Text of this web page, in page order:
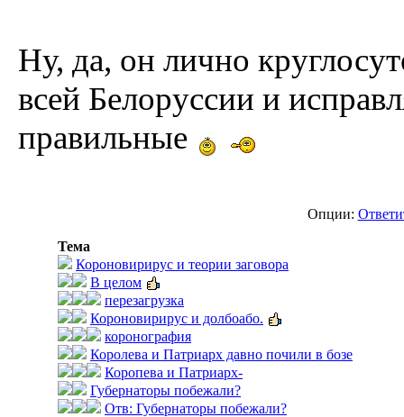
Ну, да, он лично
всей Белоруссии и
правильные
Опции:
Тема
Короновирирус и теории заговора
В целом
перезагрузка
Короновирирус и долбоабо.
коронография
Королева и Патриарх давно почили в бозе
Коропева и Патриарх-
Губернаторы побежали?
Отв: Губернаторы побежали?